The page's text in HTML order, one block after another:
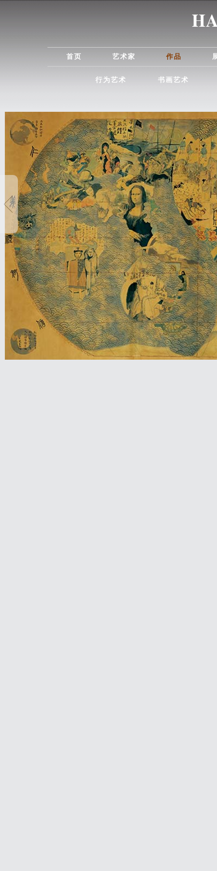
首页 艺术家 作品
行为艺术 书画艺术